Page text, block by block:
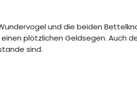
und die beiden
plötzlichen Geldsegen. Auch
sind.